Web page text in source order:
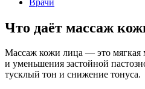
Что даёт массаж
Массаж кожи лица — это мягкая
и уменьшения застойной
тусклый тон и снижение тонуса.